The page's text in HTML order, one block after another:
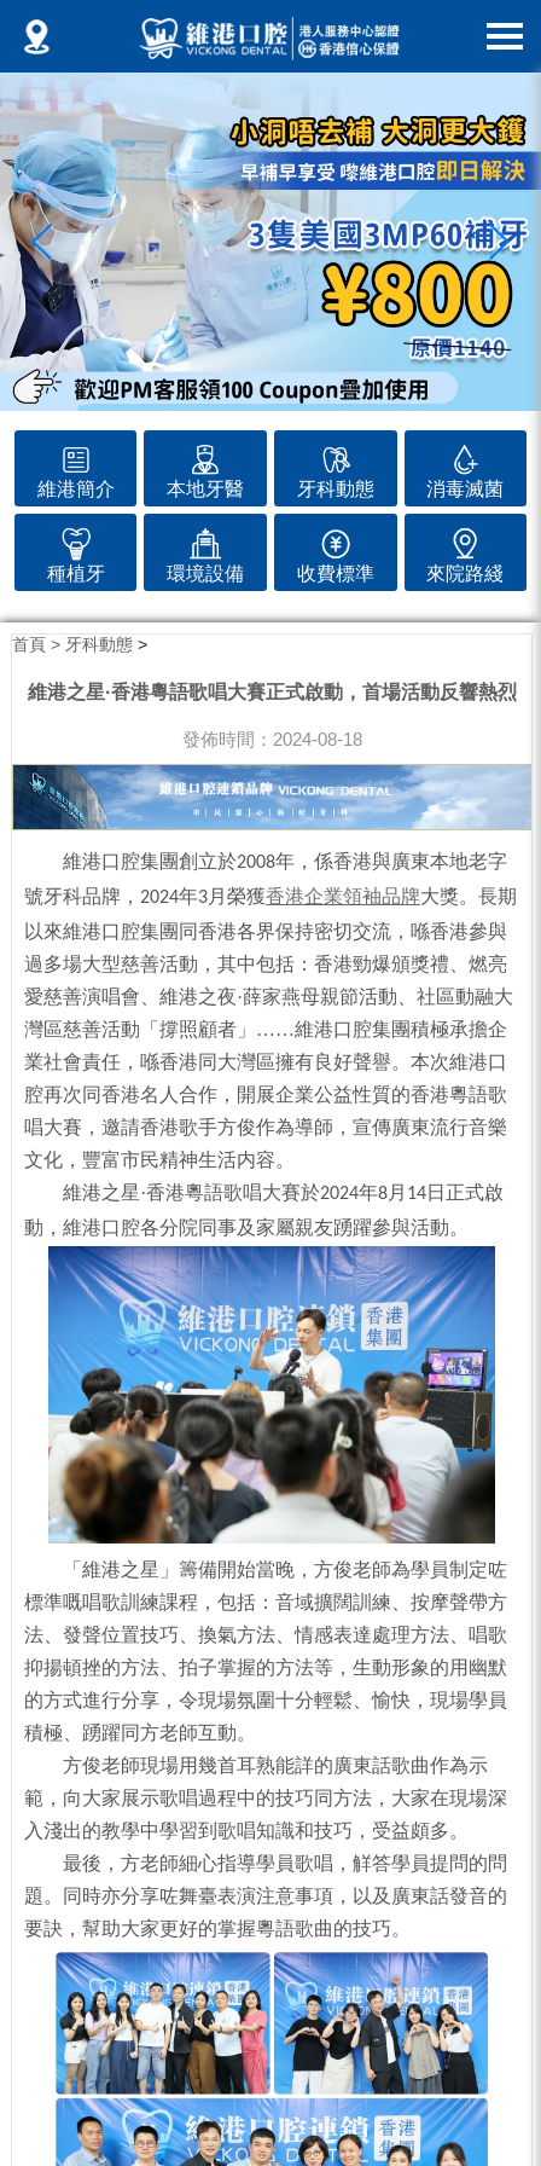
維港簡介 本地牙醫 牙科動態 消毒滅菌
種植牙 環境設備 收費標準 來院路綫
首頁 > 牙科動態>
維港之星·香港粵語歌唱大賽正式啟動，首場活動反響熱烈
發佈時間：2024-08-18
維港口腔集團創立於2008年， 係香港與廣東本地老字
號牙科品牌， 2024年3月 榮獲香港企業領袖品牌大獎。 長期
以來維港口腔集團同香港各界保持密切交流，喺香港參與
過多場大型慈善活動，其中包括：香港勁爆頒獎禮、燃亮
愛慈善演唱會、維港之夜·薛家燕母親節活動、社區動融大
灣區慈善活動「撐照顧者」……維港口腔集團積極承擔企
業社會責任，喺香港同大灣區擁有良好聲譽。本次維港口
腔再次同香港名人合作，開展企業公益性質的香港粵語歌
唱大賽，邀請香港歌手方俊作為導師，宣傳廣東流行音樂
文化，豐富市民精神生活内容。
維港之星 ·香港粵語歌唱大賽於2024年8月 14日 正式啟
動 ，維港口腔各分院同事及家屬親友踴躍參與活動。
「 維港之星 」籌備開始當晚，方俊老師為學員制定咗
標準嘅唱歌訓練課程，包括：音域擴闊訓練、按摩聲帶方
法、發聲位置技巧、換氣方法、情感表達處理方法、唱歌
抑揚頓挫的方法、拍子掌握的方法等，生動形象的用幽默
的方式進行分享，令現場氛圍十分輕鬆、愉快，現場學員
積極、踴躍同方老師互動。
方俊老師現場用幾首耳熟能詳的廣東話歌曲作為示
範，向大家展示歌唱過程中的技巧同方法，大家在現場深
入淺出的教學中學習到歌唱知識和技巧，受益頗多。
最後，方老師細心指導學員歌唱，觧答學員提問的問
題。同時亦分享咗舞臺表演注意事項，以及廣東話發音的
要訣，幫助大家更好的掌握粵語歌曲的技巧。